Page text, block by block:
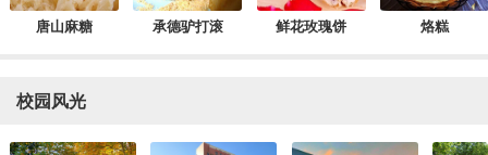
唐山麻糖 承德驴打滚 鲜花玫瑰饼 烙糕
校园风光